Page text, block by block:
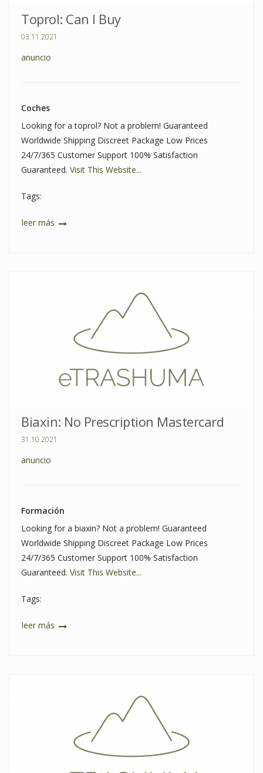
Toprol: Can I Buy
03.11.2021
anuncio
Coches
Looking for a toprol? Not a problem! Guaranteed
Worldwide Shipping Discreet Package Low Prices
24/7/365 Customer Support 100% Satisfaction
Guaranteed. Visit This Website...
Tags:
leer más
Biaxin: No Prescription Mastercard
31.10.2021
anuncio
Formación
Looking for a biaxin? Not a problem! Guaranteed
Worldwide Shipping Discreet Package Low Prices
24/7/365 Customer Support 100% Satisfaction
Guaranteed. Visit This Website...
Tags:
leer más